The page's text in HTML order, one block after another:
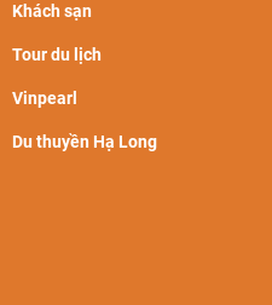
Khách sạn
Tour du lịch
Vinpearl
Du thuyền Hạ Long